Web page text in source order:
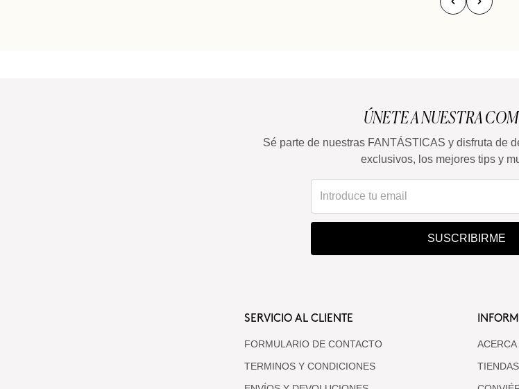
ÚNETE A NUESTRA
Sé parte de nuestras FANTÁSTICAS y disfruta de
exclusivos, los mejores tips y
SUSCRIBIRME
SERVICIO AL CLIENTE
FORMULARIO DE CONTACTO
TERMINOS Y CONDICIONES
TIENDAS